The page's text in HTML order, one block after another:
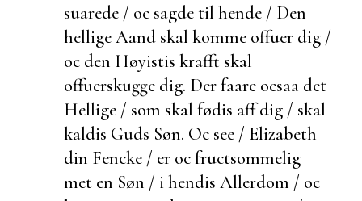
suarede / oc sagde til hende / Den
hellige Aand skal komme offuer dig /
oc den Høyistis krafft skal
offuerskugge dig. Der faare ocsaa det
Hellige / som skal fødis aff dig / skal
kaldis Guds Søn. Oc see / Elizabeth
din Fencke / er ocfructsommelig
met en Søn / i hendis Allerdom / oc